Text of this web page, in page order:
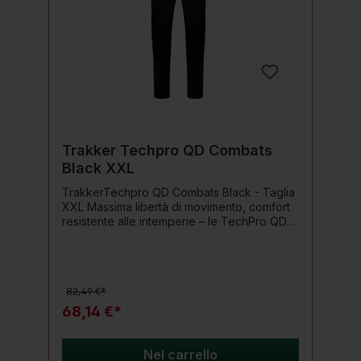
Trakker Techpro QD Combats
Black XXL
TrakkerTechpro QD Combats Black - Taglia
XXL Massima libertà di movimento, comfort
resistente alle intemperie – le TechPro QD
comfort, funzionalità e abbigliamento
performante moderno. Questi pantaloni da
carpfishing di alta qualità sono stati
sviluppati appositamente per lunghe
sessioni in riva all'acqua e, grazie al loro
82,49 €*
68,14 €*
Nel carrello